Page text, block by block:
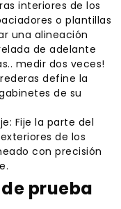
interiores de los
o plantillas
una alineación
de adelante
medir dos veces!
define la
de su
Fije la parte del
de los
con precisión
prueba